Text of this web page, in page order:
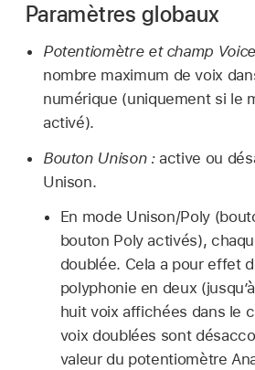
Paramètres globaux
Potentiomètre et champ
nombre maximum de voix
numérique (uniquement si le
activé).
Bouton Unison :active ou
Unison.
En mode Unison/Poly
bouton Poly activés),
doublée. Cela a pour effet
polyphonie en deux
huit voix affichées dans le
voix doublées sont
valeur du potentiomètre